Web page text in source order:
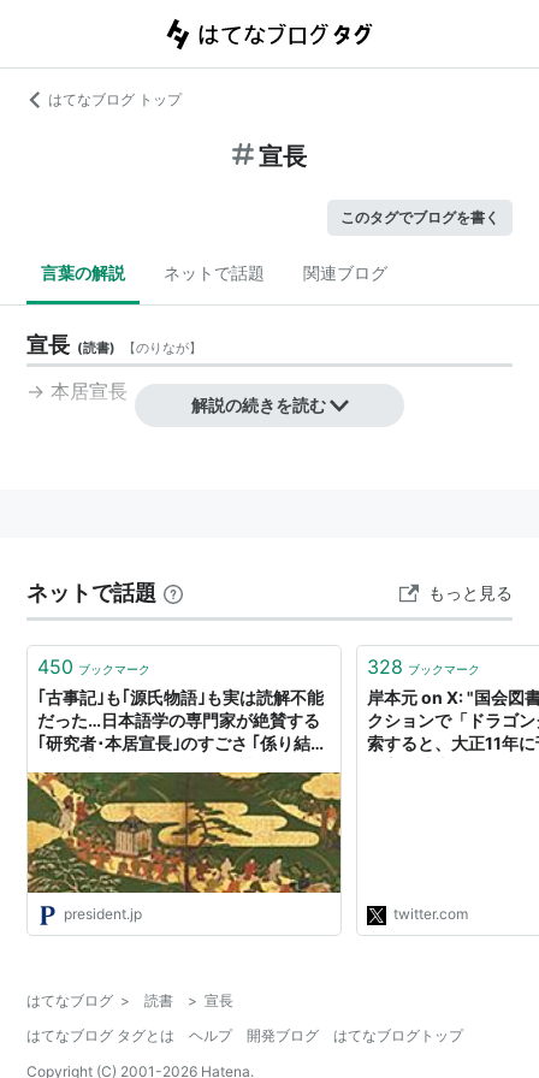
はてなブログ トップ
宣長
このタグでブログを書く
言葉の解説 ネットで話題 関連ブログ
宣長 (読書) 【のりなが】
→ 本居宣長
解説の続きを読む
ネットで話題 もっと見る
450 ブックマーク
｢古事記｣も｢源氏物語｣も実は読解不能
だった…日本語学の専門家が絶賛する
｢研究者･本居宣長｣のすごさ ｢係り結
になった
president.jp
328 ブックマーク
岸本元 on X: "国会図
クションで「ドラゴ
索すると、大正11年
https://t.co/
twitter.com
はてなブログ > 読書 > 宣長
はてなブログ タグとは
ヘルプ 開発ブログ
はてなブログトップ
Copyright (C) 2001-2026 Hatena.